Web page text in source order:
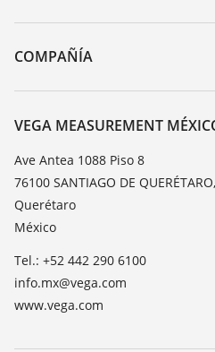
DTM Collection/PACTware
Devolución de instrumentos
Cursos de formacion
Lista de resistencias
TeamViewer
COMPAÑÍA
Acerca de VEGA
Contacto
Notícias
Prensa
Blog
VEGA MEASUREMENT
Ave Antea 1088 Piso 8
76100 SANTIAGO DE
Querétaro
México
Tel.: +52 442 290 6100
info.mx@vega.com
www.vega.com